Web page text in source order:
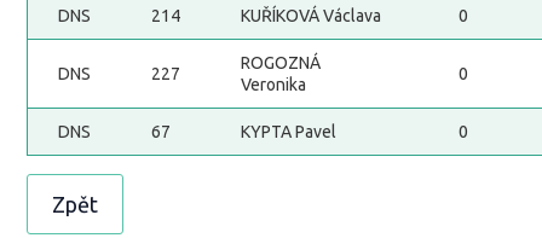
DNS 214 KUŘÍKOVÁ Václava 0
DNS 227
ROGOZNÁ
Veronika
0
DNS 67 KYPTA Pavel 0
Zpět